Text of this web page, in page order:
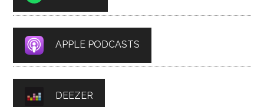
APPLE PODCASTS
DEEZER